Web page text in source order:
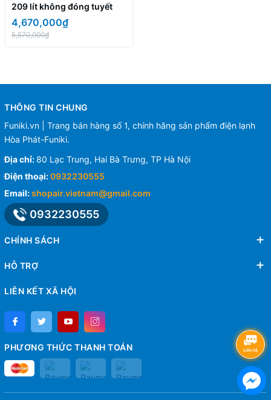
209 lít không đóng tuyết
4,670,000₫
5,570,000₫
THÔNG TIN CHUNG
Funiki.vn | Trang bán hàng số 1, chính hãng sản phẩm điện lạnh
Hòa Phát-Funiki.
Địa chỉ:80 Lạc Trung, Hai Bà Trưng, TP Hà Nội
Điện thoại:0932230555
Email:shopair.vietnam@gmail.com
0932230555
CHÍNH SÁCH
HỖ TRỢ
LIÊN KẾT XÃ HỘI
PHƯƠNG THỨC THANH TOÁN